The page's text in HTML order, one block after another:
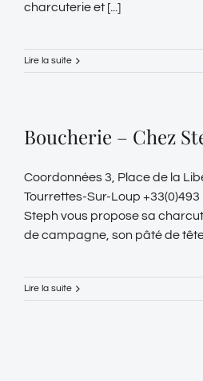
charcuterie et [...]
Lire la suite
Boucherie – Chez
Coordonnées 3, Place de la
Tourrettes-Sur-Loup
Steph vous propose sa
de campagne, son pâté de
Lire la suite